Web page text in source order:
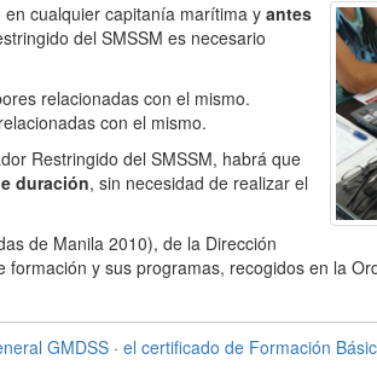
en cualquier capitanía marítima y antes
del SMSSM es necesario
relacionadas con el mismo.
con el mismo.
Restringido del SMSSM, habrá que
duración, sin necesidad de realizar el
de Manila 2010), de la Dirección
y sus programas, recogidos en la
GMDSS · el certificado de Formación